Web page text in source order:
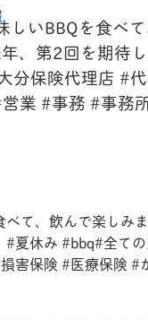
いBBQを食べ
、第2回を期待
保険代理店 #
業 #事務 #事務
て、飲んで楽しみ
夏休み #bbq#全て
害保険 #医療保険